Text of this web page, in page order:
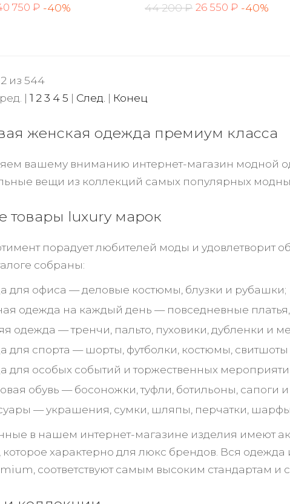
750 ₽ -40% 44 200 ₽ 26 550 ₽ -40%
из 544
| 1 2 3 45 | След. | Конец
женская одежда премиум класса
вашему вниманию интернет-магазин модной
вещи из коллекций самых популярных
товары luxury марок
порадует любителей моды и удовлетворит
собраны:
для офиса — деловые костюмы, блузки и рубашки;
одежда на каждый день — повседневные
одежда — тренчи, пальто, пуховики, дубленки и
для спорта — шорты, футболки, костюмы, свитшоты
для особых событий и торжественных
обувь — босоножки, туфли, ботильоны, сапоги
— украшения, сумки, шляпы, перчатки,
в нашем интернет-магазине изделия имеют
которое характерно для люкс брендов. Вся
соответствуют самым высоким стандартам и